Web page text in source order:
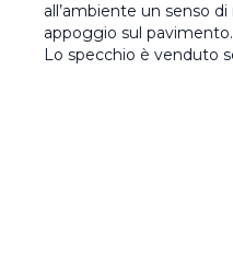
all’ambiente un senso
appoggio sul pavimento.
Lo specchio è venduto